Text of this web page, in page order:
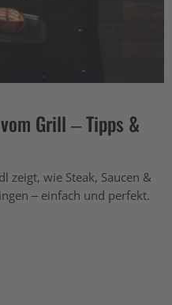
Grill – Tipps &
zeigt, wie Steak, Saucen &
– einfach und perfekt.